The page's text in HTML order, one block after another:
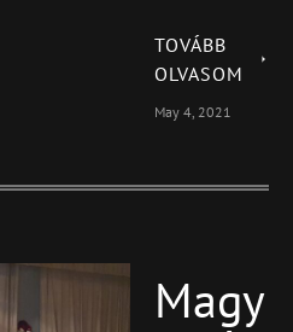
TOVÁBB
OLVASOM
May 4, 2021
Magy